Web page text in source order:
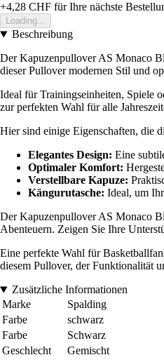
+4,28 CHF für Ihre nächste
Loading...
Beschreibung
Der Kapuzenpullover AS Monaco
dieser Pullover modernen Stil und
Ideal für Trainingseinheiten, Spiele
zur perfekten Wahl für alle
Hier sind einige Eigenschaften, die
Elegantes Design: Eine
Optimaler Komfort:
Verstellbare Kapuze:
Kängurutasche: Ideal, um
Der Kapuzenpullover AS Monaco
Abenteuern. Zeigen Sie Ihre
Eine perfekte Wahl für
diesem Pullover, der Funktionalität
Zusätzliche Informationen
Marke
Spalding
Farbe
schwarz
Farbe
Schwarz
Geschlecht
Gemischt